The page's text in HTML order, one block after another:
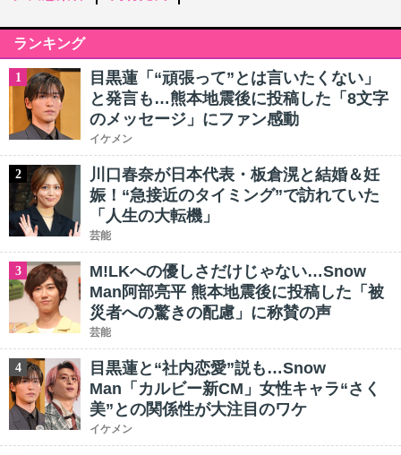
ランキング
1
目黒蓮「“頑張って”とは言いたくない」
と発言も…熊本地震後に投稿した「8文字
のメッセージ」にファン感動
イケメン
2
川口春奈が日本代表・板倉滉と結婚＆妊
娠！“急接近のタイミング”で訪れていた
「人生の大転機」
芸能
3
M!LKへの優しさだけじゃない…Snow
Man阿部亮平 熊本地震後に投稿した「被
災者への驚きの配慮」に称賛の声
芸能
4
目黒蓮と“社内恋愛”説も…Snow
Man「カルビー新CM」女性キャラ“さく
美”との関係性が大注目のワケ
イケメン